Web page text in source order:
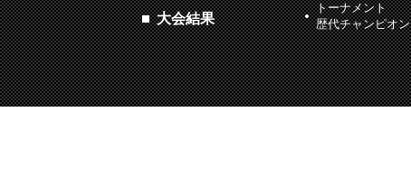
大会結果
トーナメント
歴代チャンピオン